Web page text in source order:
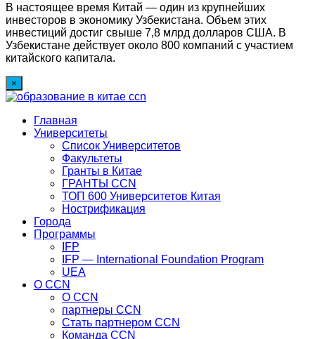
В настоящее время Китай — один из крупнейших
инвесторов в экономику Узбекистана. Объем этих
инвестиций достиг свыше 7,8 млрд долларов США. В
Узбекистане действует около 800 компаний с участием
китайского капитала.
×
Главная
Университеты
Список Университетов
Факультеты
Гранты в Китае
ГРАНТЫ ССN
ТОП 600 Университетов Китая
Нострификация
Города
Программы
IFP
IFP — International Foundation Program
UEA
О CCN
О CCN
партнеры ССN
Стать партнером CCN
Команда ССN